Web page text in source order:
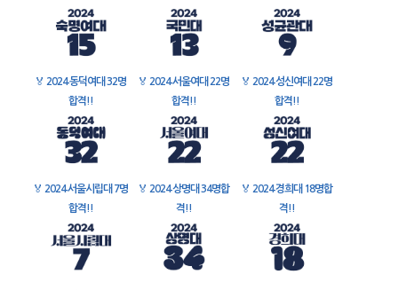
🏅 2024 동덕여대 32명
합격!!
🏅 2024 서울여대 22명
합격!!
🏅 2024 성신여대 22명
합격!!
🏅 2024 서울시립대 7명
합격!!
🏅 2024 상명대 34명합
격!!
🏅 2024 경희대 18명합
격!!